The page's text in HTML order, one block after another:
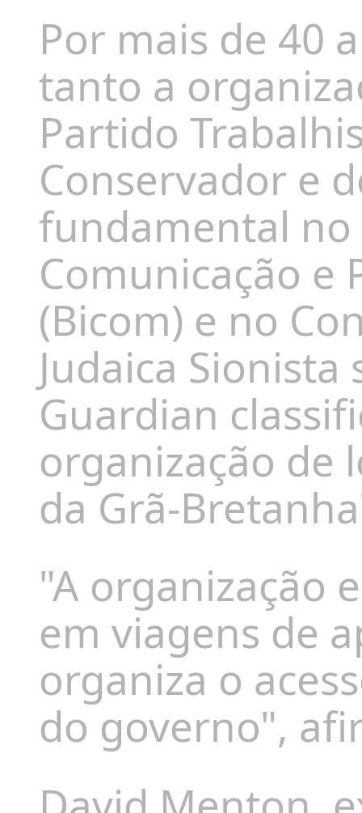
Por mais de 40
tanto a
Partido
Conservador e
fundamental
Comunicação e
(Bicom) e no
Judaica
Guardian
organização de
da Grã-
"A organização
em viagens de
organiza o
do governo",